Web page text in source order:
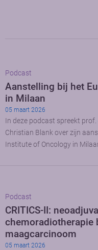
Podcast
Aanstelling bij het
in Milaan
05 maart 2026
In deze podcast spreekt prof.
Christian Blank over zijn
Institute of Oncology in
Podcast
CRITICS-II:
chemoradiotherapie
maagcarcinoom
05 maart 2026